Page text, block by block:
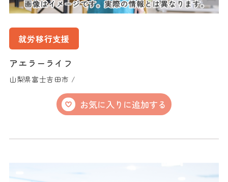
就労移行支援
アエラーライフ
山梨県富士吉田市 /
お気に入りに追加する